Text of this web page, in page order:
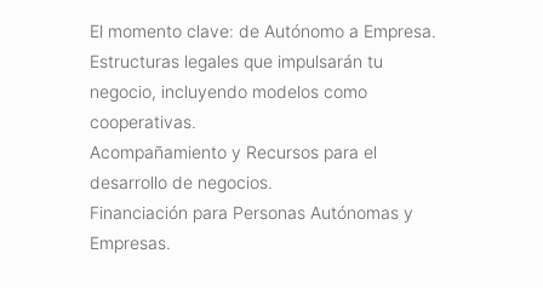
El momento clave: de Autónomo a Empresa.
Estructuras legales que impulsarán tu
negocio, incluyendo modelos como
cooperativas.
Acompañamiento y Recursos para el
desarrollo de negocios.
Financiación para Personas Autónomas y
Empresas.